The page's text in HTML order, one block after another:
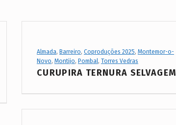
Project Category:
Almada, Barreiro, Coproduções 2025, Montemor-o-
Novo, Montijo, Pombal, Torres Vedras
CURUPIRA TERNURA SELVAGEM